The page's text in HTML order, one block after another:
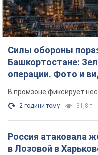
Силы обороны
Башкортостане:
операции. Фото и
В промзоне фиксирует
2 години тому 31,8 т.
Россия атаковала
в Лозовой в